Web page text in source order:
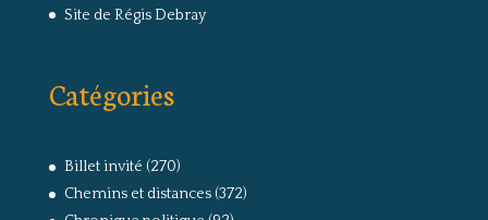
Site de Régis Debray
Catégories
Billet invité (270)
Chemins et distances(372)